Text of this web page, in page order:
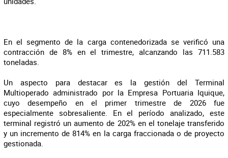
En el segmento de la carga contenedorizada se verificó una
contracción de 8% en el trimestre, alcanzando las 711.583
toneladas.
Un aspecto para destacar es la gestión del Terminal
Multioperado administrado por la Empresa Portuaria Iquique,
cuyo desempeño en el primer trimestre de 2026 fue
especialmente sobresaliente. En el período analizado, este
terminal registró un aumento de 202% en el tonelaje transferido
y un incremento de 814% en la carga fraccionada o de proyecto
gestionada.